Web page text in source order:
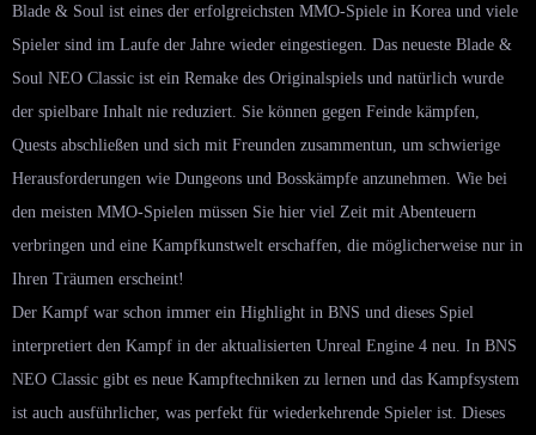
Blade & Soul ist eines der erfolgreichsten MMO-Spiele in Korea und viele
Spieler sind im Laufe der Jahre wieder eingestiegen. Das neueste Blade &
Soul NEO Classic ist ein Remake des Originalspiels und natürlich wurde
der spielbare Inhalt nie reduziert. Sie können gegen Feinde kämpfen,
Quests abschließen und sich mit Freunden zusammentun, um schwierige
Herausforderungen wie Dungeons und Bosskämpfe anzunehmen. Wie bei
den meisten MMO-Spielen müssen Sie hier viel Zeit mit Abenteuern
verbringen und eine Kampfkunstwelt erschaffen, die möglicherweise nur in
Ihren Träumen erscheint!
Der Kampf war schon immer ein Highlight in BNS und dieses Spiel
interpretiert den Kampf in der aktualisierten Unreal Engine 4 neu. In BNS
NEO Classic gibt es neue Kampftechniken zu lernen und das Kampfsystem
ist auch ausführlicher, was perfekt für wiederkehrende Spieler ist. Dieses